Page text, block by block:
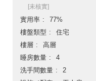
[未核實]
實用率
77%
樓盤類型
住宅
樓層
高層
睡房數量
4
洗手間數量
2